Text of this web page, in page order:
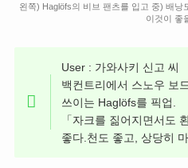
왼쪽) Haglöfs의 비브 팬츠를 입고 중) 배
이것이 좋
User : 가와사키 신고 씨
백컨트리에서 스노우 보
쓰이는 Haglöfs를 픽업.
「자크를 짊어지면서도
좋다.천도 좋고, 상당히